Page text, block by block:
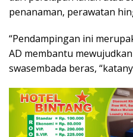
penanaman, perawatan
“Pendampingan ini
AD membantu
swasembada beras,